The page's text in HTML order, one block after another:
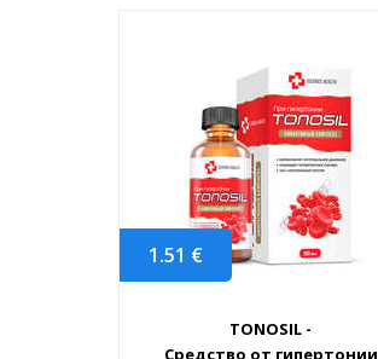
1.51 €
TONOSIL -
Средство от гипертонии